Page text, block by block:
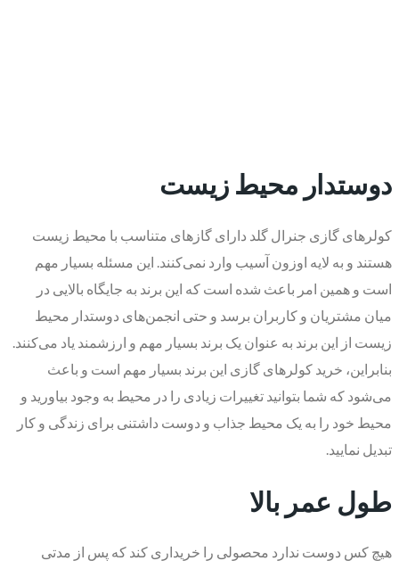
دوستدار محیط زیست
کولرهای گازی جنرال گلد دارای گازهای متناسب با محیط زیست
هستند و به لایه اوزون آسیب وارد نمی‌کنند. این مسئله بسیار مهم
است و همین امر باعث شده است که این برند به جایگاه بالایی در
میان مشتریان و کاربران برسد و حتی انجمن‌های دوستدار محیط
زیست از این برند به عنوان یک برند بسیار مهم و ارزشمند یاد می‌کنند.
بنابراین، خرید کولرهای گازی این برند بسیار مهم است و باعث
می‌شود که شما بتوانید تغییرات زیادی را در محیط به وجود بیاورید و
محیط خود را به یک محیط جذاب و دوست داشتنی برای زندگی و کار
تبدیل نمایید.
طول عمر بالا
هیچ کس دوست ندارد محصولی را خریداری کند که پس از مدتی